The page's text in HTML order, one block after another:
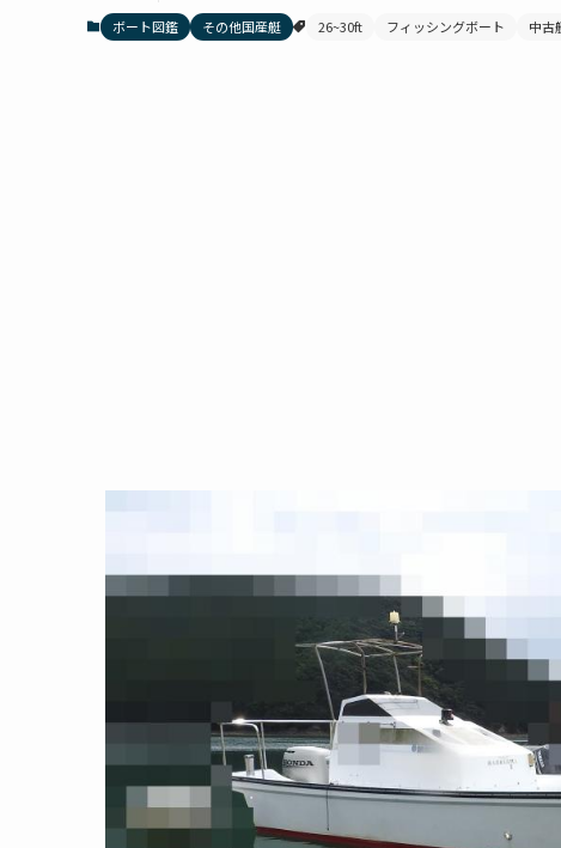
ボート図鑑 その他国産艇 26~30ft フィッシングボート 中古